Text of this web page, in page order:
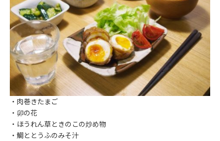
・肉巻きたまご
・卯の花
・ほうれん草ときのこの炒め物
・鯛ととうふのみそ汁